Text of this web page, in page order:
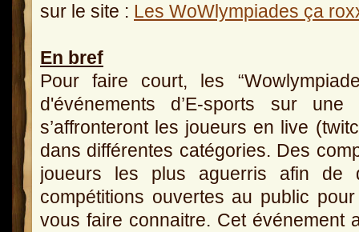
sur le site : Les WoWlympiades ça
En bref
Pour faire court, les
d'événements d’E-sports sur
s’affronteront les joueurs en live
dans différentes catégories. Des
joueurs les plus aguerris afin de
compétitions ouvertes au public
vous faire connaitre. Cet événement